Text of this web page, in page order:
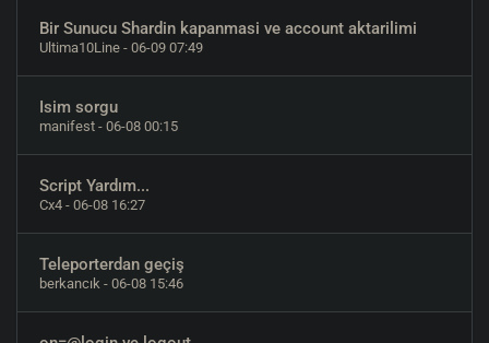
Bir Sunucu Shardin kapanmasi ve account aktarilimi
Ultima10Line - 06-09 07:49
Isim sorgu
manifest - 06-08 00:15
Script Yardım...
Cx4 - 06-08 16:27
Teleporterdan geçiş
berkancık - 06-08 15:46